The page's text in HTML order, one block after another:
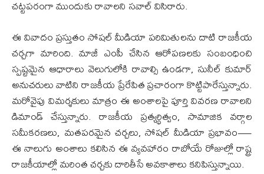
చట్టపరంగా ముందుకు రావాలని సవాల్ విసిరారు.
ఈ వివాదం ప్రస్తుతం సోషల్ మీడియా పరిమితులను దాటి రాజకీయ
చర్చగా మారింది. మాజీ ఎంపీ చేసిన ఆరోపణలకు సంబంధించి
స్పష్టమైన ఆధారాలు వెలుగులోకి రావాల్సి ఉండగా, సునీల్ కుమార్
అనుచరులు వాటిని రాజకీయ ప్రేరేపిత ప్రచారంగా కొట్టిపారేస్తున్నారు.
మరోవైపు విమర్శకులు మాత్రం ఈ అంశాలపై పూర్తి వివరణ రావాలని
డిమాండ్ చేస్తున్నారు. రాజకీయ ప్రత్యర్థిత్వం, సామాజిక వర్గాల
సమీకరణలు, మతపరమైన చర్చలు, సోషల్ మీడియా ప్రభావం—
ఈ నాలుగు అంశాలు కలిసిన ఈ వ్యవహారం రాబోయే రోజుల్లో రాష్ట్ర
రాజకీయాల్లో మరింత చర్చకు దారితీసే అవకాశాలు కనిపిస్తున్నాయి.